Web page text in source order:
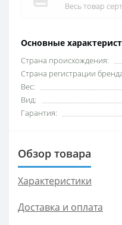
Основные
Cтрана происхождения:
Cтрана регистрации
Вес:
Вид:
Гарантия:
Весь товар
Обзор товара
Характеристики
Доставка и оплата